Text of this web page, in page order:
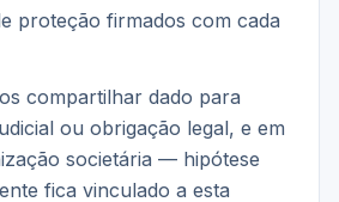
proteção firmados com cada
compartilhar dado para
ou obrigação legal, e em
societária — hipótese
fica vinculado a esta